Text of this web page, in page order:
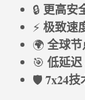
🔒 更高安
⚡ 极致速
🌍 全球
🎯 低延迟
🛡️7x24技